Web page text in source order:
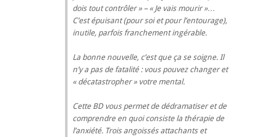
dois tout contrôler » – « Je vais mourir »…
C’est épuisant (pour soi et pour l’entourage),
inutile, parfois franchement ingérable.
La bonne nouvelle, c’est que ça se soigne. Il
n’y a pas de fatalité : vous pouvez changer et
« décatastropher » votre mental.
Cette BD vous permet de dédramatiser et de
comprendre en quoi consiste la thérapie de
l’anxiété. Trois angoissés attachants et